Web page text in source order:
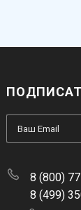
8 (800)
8 (499)